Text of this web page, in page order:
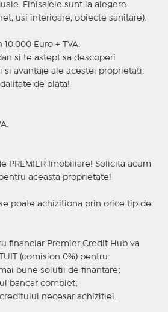
Finisajele sunt la alegere
usi interioare, obiecte sanitare).
Euro + TVA.
si te astept sa descoperi
avantaje ale acestei proprietati.
de plata!
PREMIER Imobiliare! Solicita acum
aceasta proprietate!
poate achizitiona prin orice tip de
financiar Premier Credit Hub va
(comision 0%) pentru:
bune solutii de finantare;
bancar complet;
necesar achizitiei.